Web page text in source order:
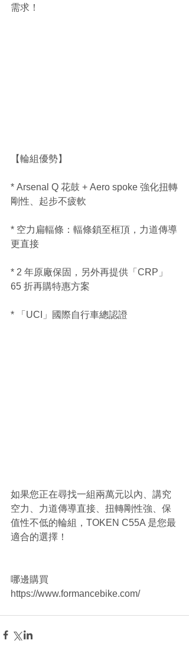
需求！
【輪組優勢】
* Arsenal Q 花鼓 + Aero spoke 強化扭轉
剛性、起步不疲軟
* 空力扁輻條：輻條鎖至框頂，力道傳導
更直接
* 2 年原廠保固，另外再提供「CRP」
65 折再購特惠方案
* 「UCI」國際自行車總認證
如果您正在尋找一組兩萬元以內、講究
空力、力道傳導直接、扭轉剛性強、保
值性不低的輪組，TOKEN C55A 是您最
適合的選擇！
哪邊購買
https://www.formancebike.com/